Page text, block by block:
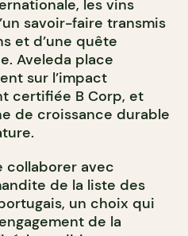
les vins
savoir-faire transmis
et d’une quête
Aveleda place
sur l’impact
certifiée B Corp, et
de croissance durable
collaborer avec
de la liste des
un choix qui
de la